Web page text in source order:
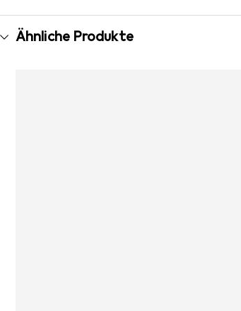
Ähnliche Produkte